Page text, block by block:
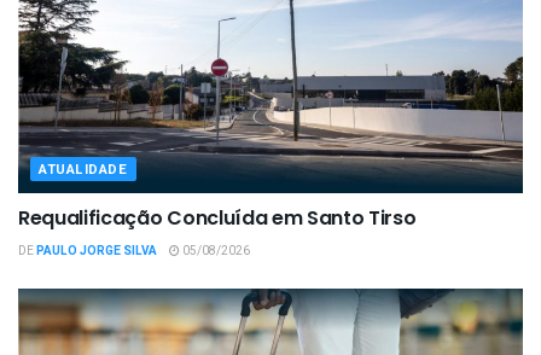
ATUALIDADE
Requalificação Concluída em Santo Tirso
DEPAULO JORGE SILVA 05/08/2026